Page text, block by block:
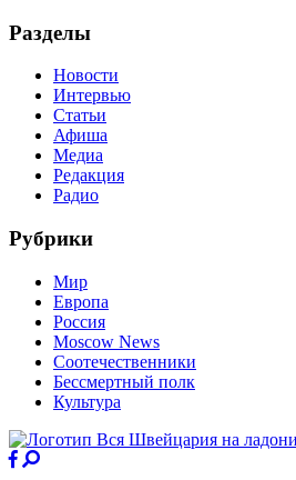
Разделы
Новости
Интервью
Статьи
Афиша
Медиа
Редакция
Радио
Рубрики
Мир
Европа
Россия
Moscow News
Соотечественники
Бессмертный полк
Культура